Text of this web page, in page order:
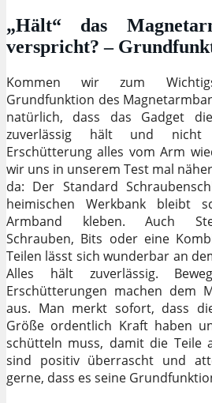
„Hält“ das
verspricht? –
Kommen wir zum
Grundfunktion des
natürlich, dass das Gadget
zuverlässig hält und
Erschütterung alles vom Arm
wir uns in unserem Test mal
da: Der Standard
heimischen Werkbank bleibt
Armband kleben. Auch
Schrauben, Bits oder eine
Teilen lässt sich wunderbar an
Alles hält zuverlässig.
Erschütterungen machen dem
aus. Man merkt sofort, dass
Größe ordentlich Kraft haben
schütteln muss, damit die Teile
sind positiv überrascht und
gerne, dass es seine